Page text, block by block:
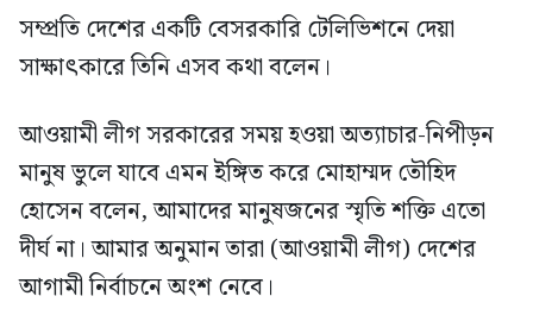
সম্প্রতি দেশের একটি বেসরকারি টেলিভিশনে দেয়া
সাক্ষাৎকারে তিনি এসব কথা বলেন।
আওয়ামী লীগ সরকারের সময় হওয়া অত্যাচার-নিপীড়ন
মানুষ ভুলে যাবে এমন ইঙ্গিত করে মোহাম্মদ তৌহিদ
হোসেন বলেন, আমাদের মানুষজনের স্মৃতি শক্তি এতো
দীর্ঘ না। আমার অনুমান তারা (আওয়ামী লীগ) দেশের
আগামী নির্বাচনে অংশ নেবে।